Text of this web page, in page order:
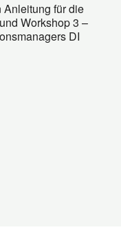
für die
Workshop 3 –
DI